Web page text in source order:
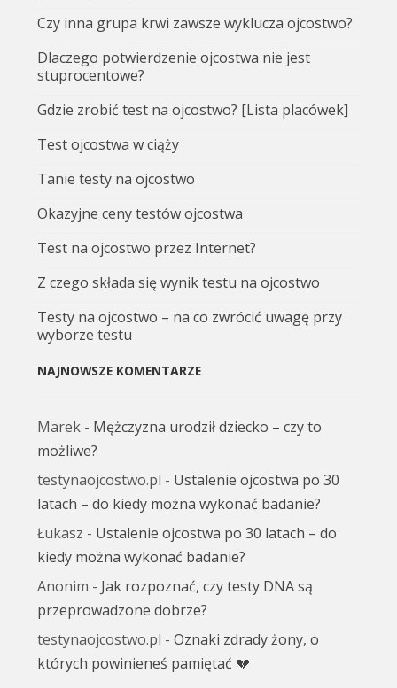
Czy inna grupa krwi zawsze wyklucza ojcostwo?
Dlaczego potwierdzenie ojcostwa nie jest
stuprocentowe?
Gdzie zrobić test na ojcostwo? [Lista placówek]
Test ojcostwa w ciąży
Tanie testy na ojcostwo
Okazyjne ceny testów ojcostwa
Test na ojcostwo przez Internet?
Z czego składa się wynik testu na ojcostwo
Testy na ojcostwo – na co zwrócić uwagę przy
wyborze testu
NAJNOWSZE KOMENTARZE
Marek - Mężczyzna urodził dziecko – czy to
możliwe?
testynaojcostwo.pl - Ustalenie ojcostwa po 30
latach – do kiedy można wykonać badanie?
Łukasz - Ustalenie ojcostwa po 30 latach – do
kiedy można wykonać badanie?
Anonim - Jak rozpoznać, czy testy DNA są
przeprowadzone dobrze?
testynaojcostwo.pl -Oznaki zdrady żony, o
których powinieneś pamiętać 💔